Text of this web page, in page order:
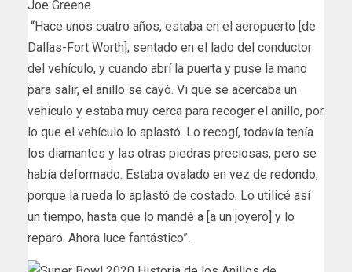
Joe Greene
“Hace unos cuatro años, estaba en el aeropuerto [de
Dallas-Fort Worth], sentado en el lado del conductor
del vehículo, y cuando abrí la puerta y puse la mano
para salir, el anillo se cayó. Vi que se acercaba un
vehículo y estaba muy cerca para recoger el anillo, por
lo que el vehículo lo aplastó. Lo recogí, todavía tenía
los diamantes y las otras piedras preciosas, pero se
había deformado. Estaba ovalado en vez de redondo,
porque la rueda lo aplastó de costado. Lo utilicé así
un tiempo, hasta que lo mandé a [a un joyero] y lo
reparó. Ahora luce fantástico”.